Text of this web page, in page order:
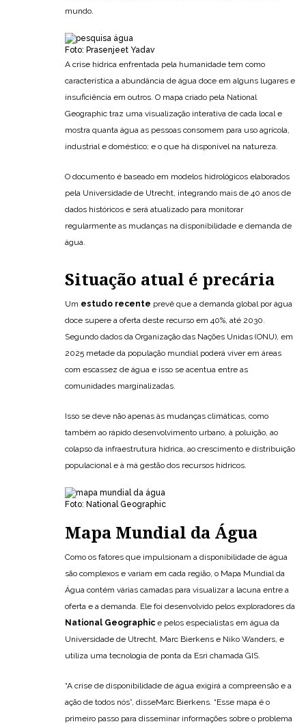
mundo.
Foto: Prasenjeet Yadav
A crise hídrica enfrentada pela humanidade tem como
característica a abundância de água doce em alguns lugares e
insuficiência em outros. O mapa criado pela National
Geographic traz uma visualização interativa de cada local e
mostra quanta água as pessoas consomem para uso agrícola,
industrial e doméstico; e o que há disponível na natureza.
O documento é baseado em modelos hidrológicos elaborados
pela Universidade de Utrecht, integrando mais de 40 anos de
dados históricos e será atualizado para monitorar
regularmente as mudanças na disponibilidade e demanda de
água.
Situação atual é precária
Um estudo recente prevê que a demanda global por água
doce supere a oferta deste recurso em 40%, até 2030.
Segundo dados da Organização das Nações Unidas (ONU), em
2025 metade da população mundial poderá viver em áreas
com escassez de água e isso se acentua entre as
comunidades marginalizadas.
Isso se deve não apenas às mudanças climáticas, como
também ao rápido desenvolvimento urbano, à poluição, ao
colapso da infraestrutura hídrica, ao crescimento e distribuição
populacional e à má gestão dos recursos hídricos.
Foto: National Geographic
Mapa Mundial da Água
Como os fatores que impulsionam a disponibilidade de água
são complexos e variam em cada região, o Mapa Mundial da
Água contém várias camadas para visualizar a lacuna entre a
oferta e a demanda. Ele foi desenvolvido pelos exploradores da
National Geographic e pelos especialistas em água da
Universidade de Utrecht, Marc Bierkens e Niko Wanders, e
utiliza uma tecnologia de ponta da Esri chamada GIS.
“A crise de disponibilidade de água exigirá a compreensão e a
ação de todos nós”, disseMarc Bierkens. “Esse mapa é o
primeiro passo para disseminar informações sobre o problema